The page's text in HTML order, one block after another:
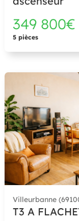
349 800€
5 pièces
Villeurbanne
T3 A